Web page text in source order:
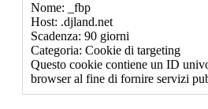
Nome: _fbp
Host: .djland.net
Scadenza: 90 giorni
Categoria: Cookie di targeting
Questo cookie contiene un ID
browser al fine di fornire servizi